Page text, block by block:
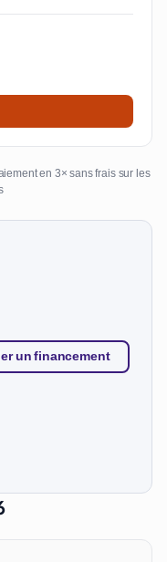
en 3× sans frais sur les
un financement